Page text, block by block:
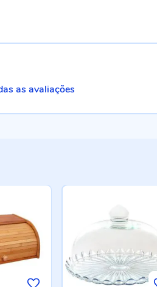
as avaliações